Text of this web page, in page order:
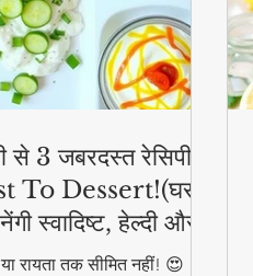
से 3 जबरदस्त रेसिपी –
To Dessert!(घर
स्वादिष्ट, हेल्दी और
रायता तक सीमित नहीं! 😍